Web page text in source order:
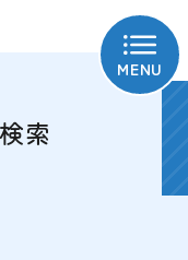
MENU
索
号